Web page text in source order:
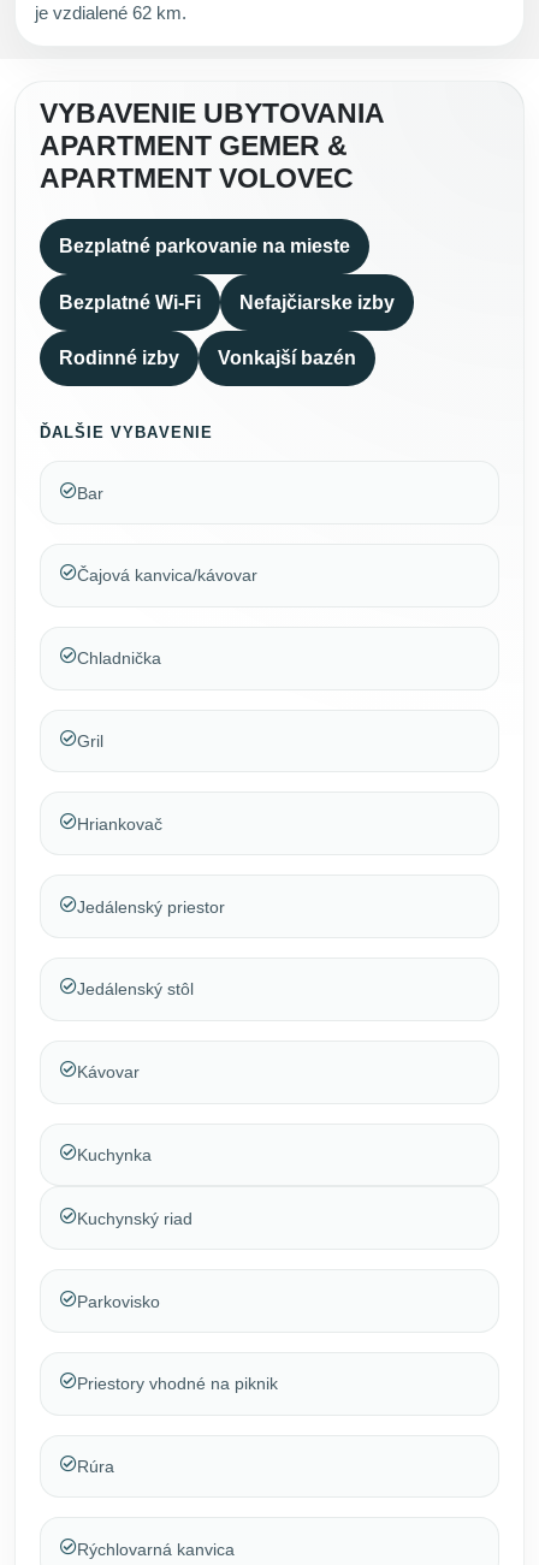
je vzdialené 62 km.
VYBAVENIE UBYTOVANIA
APARTMENT GEMER &
APARTMENT VOLOVEC
Bezplatné parkovanie na mieste
Bezplatné Wi-Fi Nefajčiarske izby
Rodinné izby Vonkajší bazén
ĎALŠIE VYBAVENIE
Bar
Čajová kanvica/kávovar
Chladnička
Gril
Hriankovač
Jedálenský priestor
Jedálenský stôl
Kávovar
Kuchynka
Kuchynský riad
Parkovisko
Priestory vhodné na piknik
Rúra
Rýchlovarná kanvica